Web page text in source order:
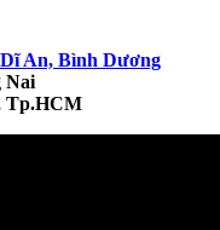
An, Bình Dương
Nai
Tp.HCM